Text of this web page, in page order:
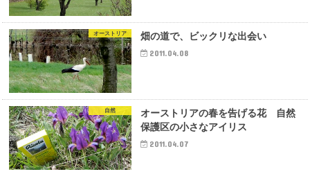
オーストリア 畑の道で、ビックリな出会い
2011.04.08
自然
オーストリアの春を告げる花 自然
保護区の小さなアイリス
2011.04.07